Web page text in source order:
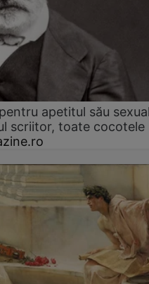
apetitul său
scriitor, toate cocotele